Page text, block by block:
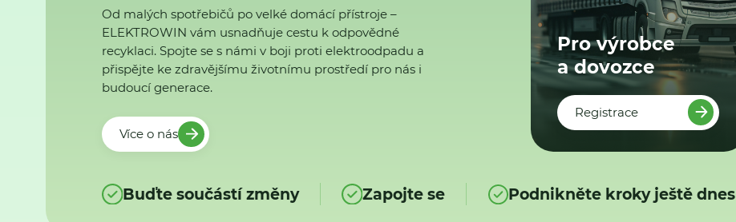
Od malých spotřebičů po velké domácí přístroje –
ELEKTROWIN vám usnadňuje cestu k odpovědné
recyklaci. Spojte se s námi v boji proti elektroodpadu a
přispějte ke zdravějšímu životnímu prostředí pro nás i
budoucí generace.
Více o nás
Pro výrobce
a dovozce
Registrace
Buďte součástí změny Zapojte se Podnikněte kroky ještě dnes